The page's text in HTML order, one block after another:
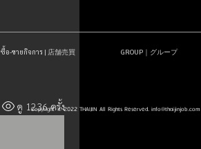
ดู 1236 ครั้ง
ซื้อ-ขายกิจการ | 店舗売買 GROUP｜グループ
Copyright © 2022 THAIJIN All Rights Reserved. info@thaijinjob.com